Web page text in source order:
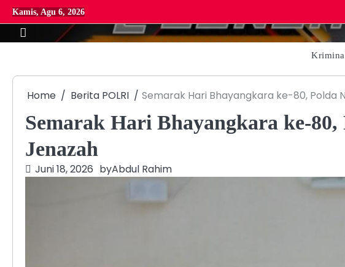
Skip
to
content
Kamis, Agu 6, 2026
Home Berita POLRI Semarak Hari Bhayangkara ke-80, Polda
Semarak Hari Bhayangkara ke-
Jenazah
Juni 18, 2026 byAbdul Rahim